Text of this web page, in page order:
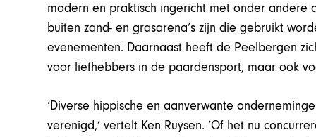
modern en praktisch ingericht met onder andere
buiten zand- en grasarena’s zijn die gebruikt
evenementen. Daarnaast heeft de Peelbergen
voor liefhebbers in de paardensport, maar ook
‘Diverse hippische en aanverwante
verenigd,’ vertelt Ken Ruysen. ‘Of het nu